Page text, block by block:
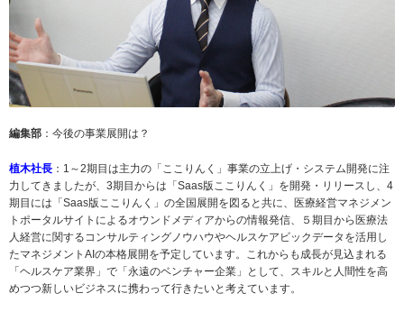
編集部 ：今後の事業展開は？
植木社長 ：1～2期目は主力の「ここりんく」事業の立上げ・システム開発に注
力してきましたが、3期目からは「Saas版ここりんく」を開発・リリースし、4
期目には「Saas版ここりんく」の全国展開を図ると共に、医療経営マネジメン
トポータルサイトによるオウンドメディアからの情報発信、５期目から医療法
人経営に関するコンサルティングノウハウやヘルスケアビックデータを活用し
たマネジメントAIの本格展開を予定しています。これからも成長が見込まれる
「ヘルスケア業界」で「永遠のベンチャー企業」として、スキルと人間性を高
めつつ新しいビジネスに携わって行きたいと考えています。